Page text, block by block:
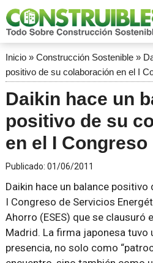
Inicio» Construcción Sostenible»
positivo de su colaboración en el I
Daikin hace un
positivo de su
en el I Congreso
Publicado: 01/06/2011
Daikin hace un balance
I Congreso de Servicios
Ahorro (ESES) que se clausuró
Madrid. La firma japonesa tuvo
presencia, no solo como